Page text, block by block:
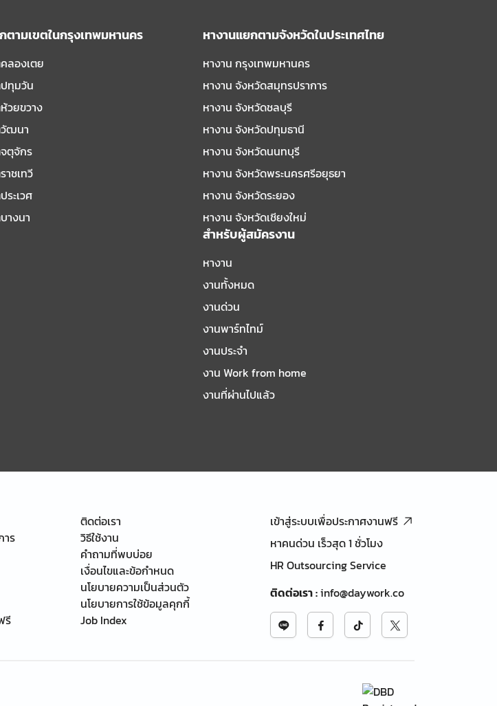
ตามเขตในกรุงเทพมหานคร
ลองเตย
ทุมวัน
วยขวาง
วัฒนา
ตุจักร
าชเทวี
ระเวศ
างนา
หางานแยกตามจังหวัดในประเทศไทย
หางาน กรุงเทพมหานคร
หางาน จังหวัดสมุทรปราการ
หางาน จังหวัดชลบุรี
หางาน จังหวัดปทุมธานี
หางาน จังหวัดนนทบุรี
หางาน จังหวัดพระนครศรีอยุธยา
หางาน จังหวัดระยอง
หางาน จังหวัดเชียงใหม่
สำหรับผู้สมัครงาน
หางาน
งานทั้งหมด
งานด่วน
งานพาร์ทไทม์
งานประจำ
งาน Work from home
งานที่ผ่านไปแล้ว
าร
รี
ติดต่อเรา
วิธีใช้งาน
คำถามที่พบบ่อย
เงื่อนไขและข้อกำหนด
นโยบายความเป็นส่วนตัว
นโยบายการใช้ข้อมูลคุกกี้
Job Index
เข้าสู่ระบบเพื่อประกาศงานฟรี
หาคนด่วน เร็วสุด 1 ชั่วโมง
HR Outsourcing Service
ติดต่อเรา:info@daywork.co